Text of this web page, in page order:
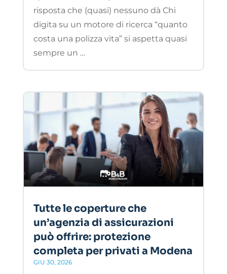
risposta che (quasi) nessuno dà Chi
digita su un motore di ricerca “quanto
costa una polizza vita” si aspetta quasi
sempre un …
Tutte le coperture che
un’agenzia di assicurazioni
può offrire: protezione
completa per privati a Modena
GIU 30, 2026